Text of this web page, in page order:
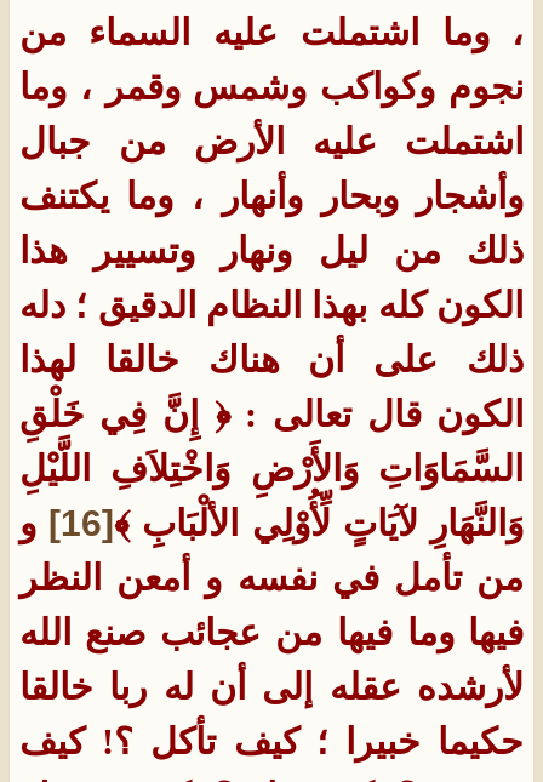
، وما اشتملت عليه السماء من
نجوم وكواكب وشمس وقمر ، وما
اشتملت عليه الأرض من جبال
وأشجار وبحار وأنهار ، وما يكتنف
ذلك من ليل ونهار وتسيير هذا
الكون كله بهذا النظام الدقيق ؛ دله
ذلك على أن هناك خالقا لهذا
الكون قال تعالى : ﴿ إِنَّ فِي خَلْقِ
السَّمَاوَاتِ وَالأَرْضِ وَاخْتِلاَفِ اللَّيْلِ
وَالنَّهَارِ لآيَاتٍ لِّأُوْلِي الألْبَابِ ﴾[16]
و
من تأمل في نفسه و أمعن النظر
فيها وما فيها من عجائب صنع الله
لأرشده عقله إلى أن له ربا خالقا
حكيما خبيرا ؛ كيف تأكل ؟! كيف